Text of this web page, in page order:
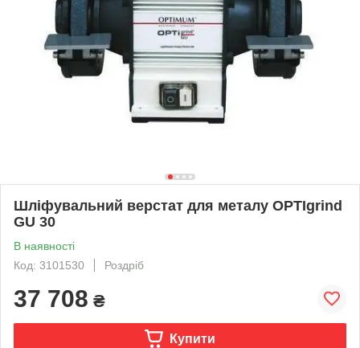
Шліфувальний верстат для металу OPTIgrind
GU 30
В наявності
Код: 3101530
Роздріб
37 708 ₴
Купити